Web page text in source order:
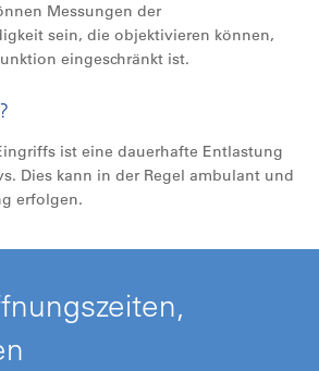
Messungen der
sein, die objektivieren können,
eingeschränkt ist.
ist eine dauerhafte Entlastung
Dies kann in der Regel ambulant und
erfolgen.